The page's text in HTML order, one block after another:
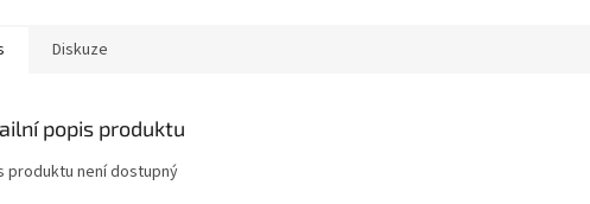
Diskuze
popis produktu
produktu není dostupný